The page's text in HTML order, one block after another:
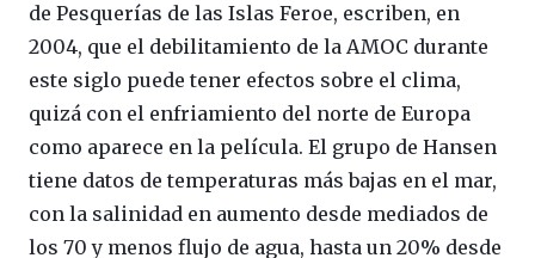
de Pesquerías de las Islas Feroe, escriben, en
2004, que el debilitamiento de la AMOC durante
este siglo puede tener efectos sobre el clima,
quizá con el enfriamiento del norte de Europa
como aparece en la película. El grupo de Hansen
tiene datos de temperaturas más bajas en el mar,
con la salinidad en aumento desde mediados de
los 70 y menos flujo de agua, hasta un 20% desde